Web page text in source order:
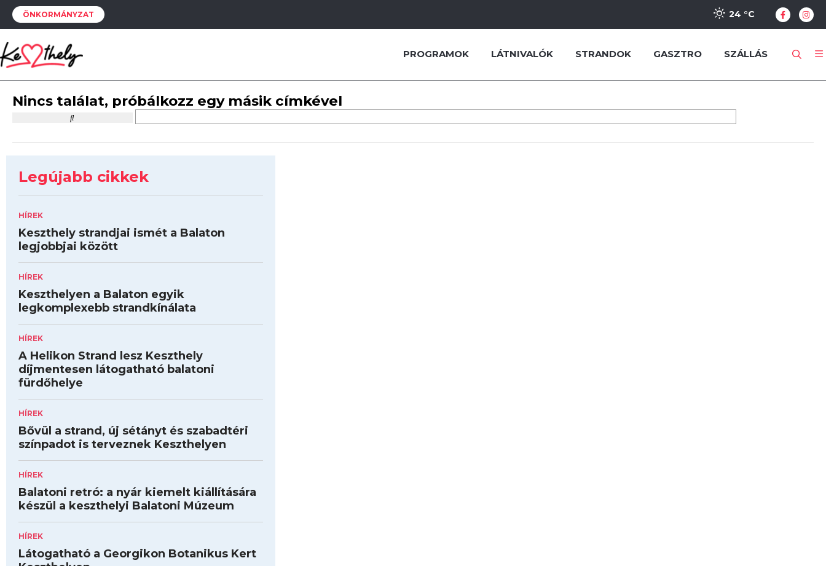
ÖNKORMÁNYZAT 24 °C
PROGRAMOK LÁTNIVALÓK STRANDOK GASZTRO SZÁLLÁS
Nincs találat, próbálkozz egy másik címkével
Legújabb cikkek
HÍREK
Keszthely strandjai ismét a Balaton
legjobbjai között
HÍREK
Keszthelyen a Balaton egyik
legkomplexebb strandkínálata
HÍREK
A Helikon Strand lesz Keszthely
díjmentesen látogatható balatoni
fürdőhelye
HÍREK
Bővül a strand, új sétányt és szabadtéri
színpadot is terveznek Keszthelyen
HÍREK
Balatoni retró: a nyár kiemelt kiállítására
készül a keszthelyi Balatoni Múzeum
HÍREK
Látogatható a Georgikon Botanikus Kert